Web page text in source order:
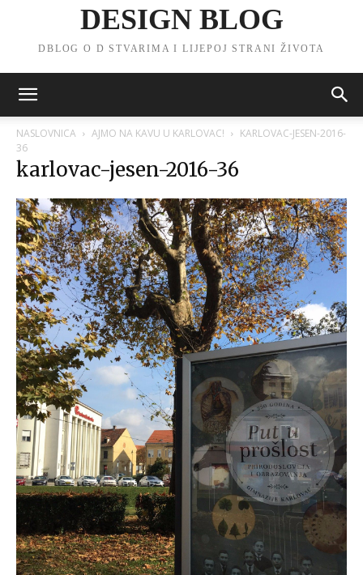
DESIGN BLOG
DBLOG O D STVARIMA I LIJEPOJ STRANI ŽIVOTA
NASLOVNICA AJMO NA KAVU U KARLOVAC!
KARLOVAC-JESEN-2016-
36
karlovac-jesen-2016-36